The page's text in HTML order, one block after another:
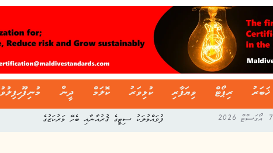
ޚަބަރު ރިޕޯޓް ވިޔަފާރި ކުޅިވަރު ކޮލަމް ދީން
7 އޯގަސްޓް 2026 ފުވައްމުލަކު ސިޓީގެ ޤުރުއާނާއި ބެހޭ މަރުކަޒުގެ